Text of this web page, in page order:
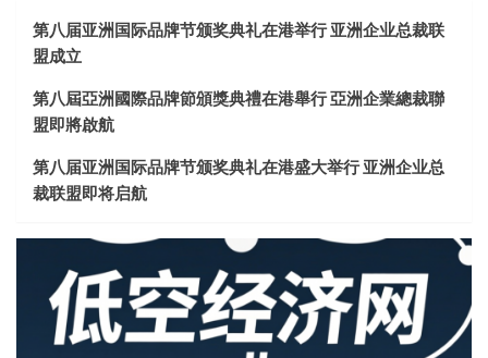
第八届亚洲国际品牌节颁奖典礼在港举行 亚洲企业总裁联
盟成立
第八屆亞洲國際品牌節頒獎典禮在港舉行 亞洲企業總裁聯
盟即將啟航
第八届亚洲国际品牌节颁奖典礼在港盛大举行 亚洲企业总
裁联盟即将启航